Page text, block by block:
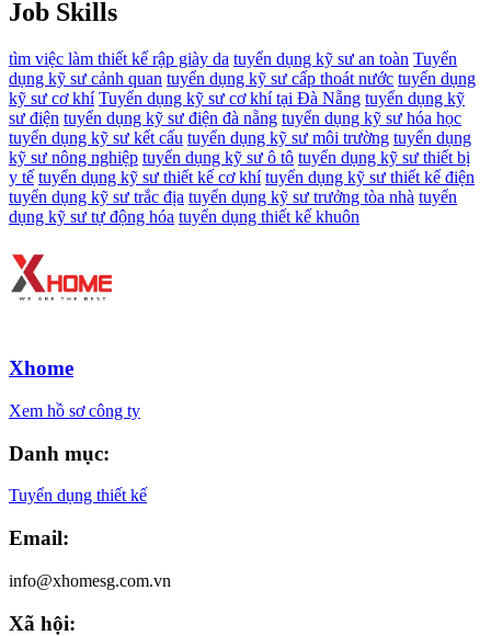
Job Skills
tìm việc làm thiết kế rập giày da tuyển dụng kỹ sư an toàn Tuyển
dụng kỹ sư cảnh quan tuyển dụng kỹ sư cấp thoát nước tuyển dụng
kỹ sư cơ khí Tuyển dụng kỹ sư cơ khí tại Đà Nẵng tuyển dụng kỹ
sư điện tuyển dụng kỹ sư điện đà nẵng tuyển dụng kỹ sư hóa học
tuyển dụng kỹ sư kết cấu tuyển dụng kỹ sư môi trường tuyển dụng
kỹ sư nông nghiệp tuyển dụng kỹ sư ô tô tuyển dụng kỹ sư thiết bị
y tế tuyển dụng kỹ sư thiết kế cơ khí tuyển dụng kỹ sư thiết kế điện
tuyển dụng kỹ sư trắc địa tuyển dụng kỹ sư trưởng tòa nhà tuyển
dụng kỹ sư tự động hóa tuyển dụng thiết kế khuôn
Xhome
Xem hồ sơ công ty
Danh mục:
Tuyển dụng thiết kế
Email:
info@xhomesg.com.vn
Xã hội: